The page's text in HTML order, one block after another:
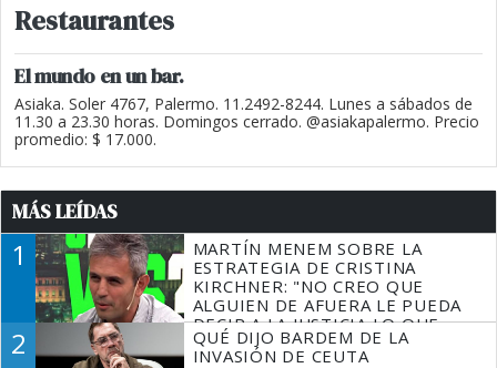
Restaurantes
El mundo en un bar.
Asiaka. Soler 4767, Palermo. 11.2492-8244. Lunes a sábados de
11.30 a 23.30 horas. Domingos cerrado. @asiakapalermo. Precio
promedio: $ 17.000.
MÁS LEÍDAS
1
MARTÍN MENEM SOBRE LA
ESTRATEGIA DE CRISTINA
KIRCHNER: "NO CREO QUE
ALGUIEN DE AFUERA LE PUEDA
DECIR A LA JUSTICIA LO QUE
TIENE QUE HACER"
2
QUÉ DIJO BARDEM DE LA
INVASIÓN DE CEUTA